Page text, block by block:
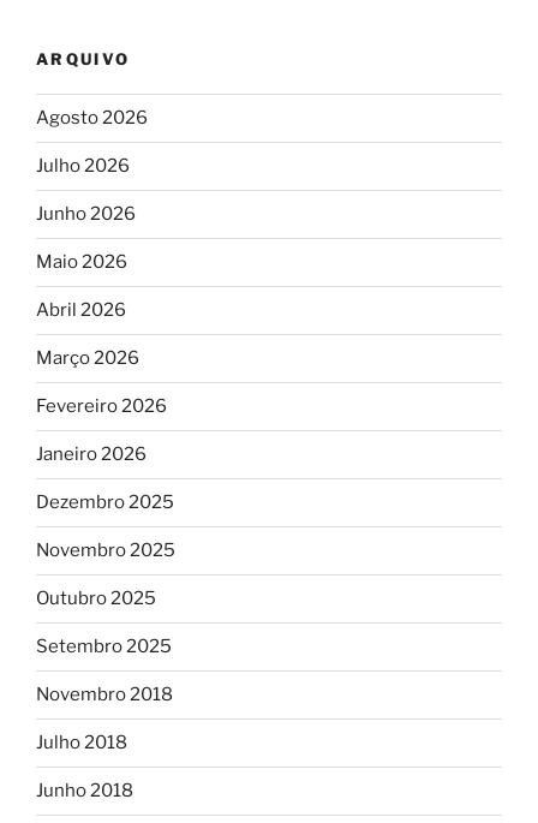
ARQUIVO
Agosto 2026
Julho 2026
Junho 2026
Maio 2026
Abril 2026
Março 2026
Fevereiro 2026
Janeiro 2026
Dezembro 2025
Novembro 2025
Outubro 2025
Setembro 2025
Novembro 2018
Julho 2018
Junho 2018